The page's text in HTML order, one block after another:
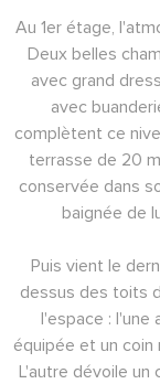
Au 1er étage,
Deux belles
avec grand
avec
complètent ce
terrasse de 20
conservée dans
baignée de
Puis vient le
dessus des toits
l'espace : l'une
équipée et un
L'autre dévoile un